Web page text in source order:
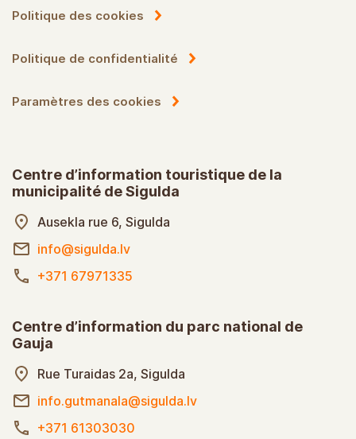
Politique des cookies
Politique de confidentialité
Paramètres des cookies
Centre d’information touristique de la
municipalité de Sigulda
Ausekla rue 6, Sigulda
info@sigulda.lv
+371 67971335
Centre d’information du parc national de
Gauja
Rue Turaidas 2a, Sigulda
info.gutmanala@sigulda.lv
+371 61303030